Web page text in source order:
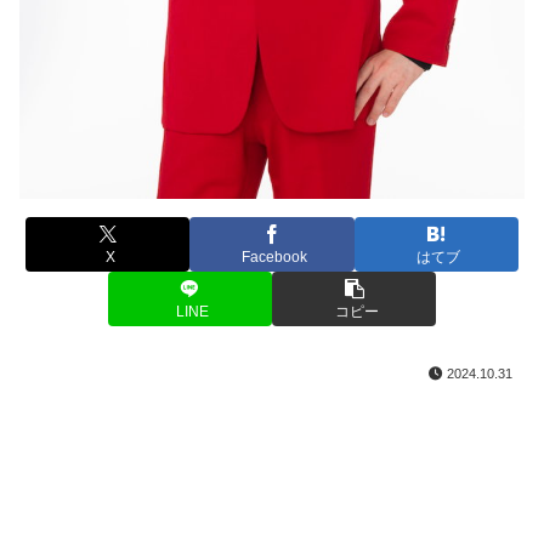
X Facebook はてブ
LINE コピー
2024.10.31